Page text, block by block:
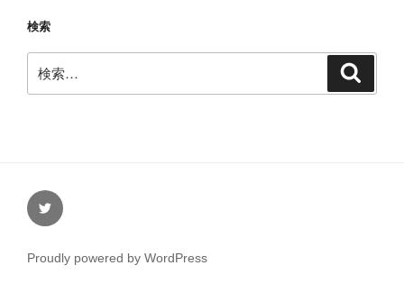
検索
索:
Twitter
Proudly powered by WordPress